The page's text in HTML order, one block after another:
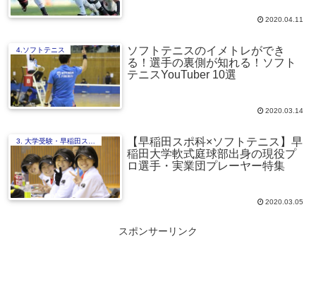
2020.04.11
4.ソフトテニス
ソフトテニスのイメトレができ
る！選手の裏側が知れる！ソフト
テニスYouTuber 10選
2020.03.14
3. 大学受験・早稲田スポ科編
【早稲田スポ科×ソフトテニス】早
稲田大学軟式庭球部出身の現役プ
ロ選手・実業団プレーヤー特集
2020.03.05
スポンサーリンク